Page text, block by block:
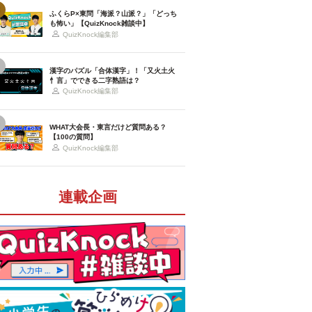
ふくらP×東問「海派？山派？」「どっち
も怖い」【QuizKnock雑談中】
QuizKnock編集部
漢字のパズル「合体漢字」！「又火土火
忄言」でできる二字熟語は？
QuizKnock編集部
WHAT大会長・東言だけど質問ある？
【100の質問】
QuizKnock編集部
連載企画